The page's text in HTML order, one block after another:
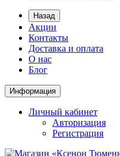
Назад
Акции
Контакты
Доставка и оплата
О нас
Блог
Информация
Личный кабинет
Авторизация
Регистрация